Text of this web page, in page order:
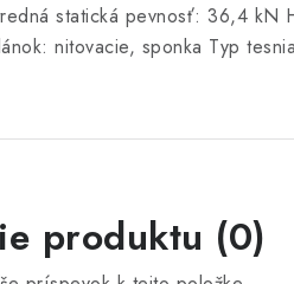
statická pevnosť: 36,4 kN
nitovacie, sponka Typ
produktu (0)